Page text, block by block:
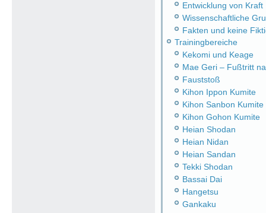
Entwicklung von Kraft
Wissenschaftliche
Fakten und keine
Trainingbereiche
Kekomi und Keage
Mae Geri – Fußtritt
Fauststoß
Kihon Ippon Kumite
Kihon Sanbon Kumite
Kihon Gohon Kumite
Heian Shodan
Heian Nidan
Heian Sandan
Tekki Shodan
Bassai Dai
Hangetsu
Gankaku